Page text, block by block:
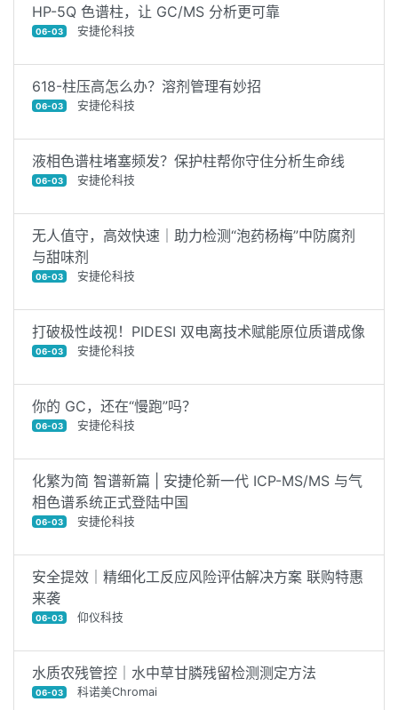
HP-5Q 色谱柱，让 GC/MS 分析更可靠
06-03 安捷伦科技
618-柱压高怎么办？溶剂管理有妙招
06-03 安捷伦科技
液相色谱柱堵塞频发？保护柱帮你守住分析生命线
06-03 安捷伦科技
无人值守，高效快速｜助力检测“泡药杨梅”中防腐剂
与甜味剂
06-03 安捷伦科技
打破极性歧视！PIDESI 双电离技术赋能原位质谱成像
06-03 安捷伦科技
你的 GC，还在“慢跑”吗？
06-03 安捷伦科技
化繁为简 智谱新篇 | 安捷伦新一代 ICP-MS/MS 与气
相色谱系统正式登陆中国
06-03 安捷伦科技
安全提效｜精细化工反应风险评估解决方案 联购特惠
来袭
06-03 仰仪科技
水质农残管控｜水中草甘膦残留检测测定方法
06-03 科诺美Chromai